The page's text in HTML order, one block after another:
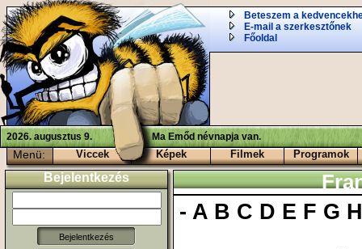
Beteszem a
E-mail a szerkesztőnek
Főoldal
2026. augusztus 9. Ma Emőd névnapja van.
Menü: Viccek Képek Filmek Programok
Bejelentkezés
-A B C D E F G